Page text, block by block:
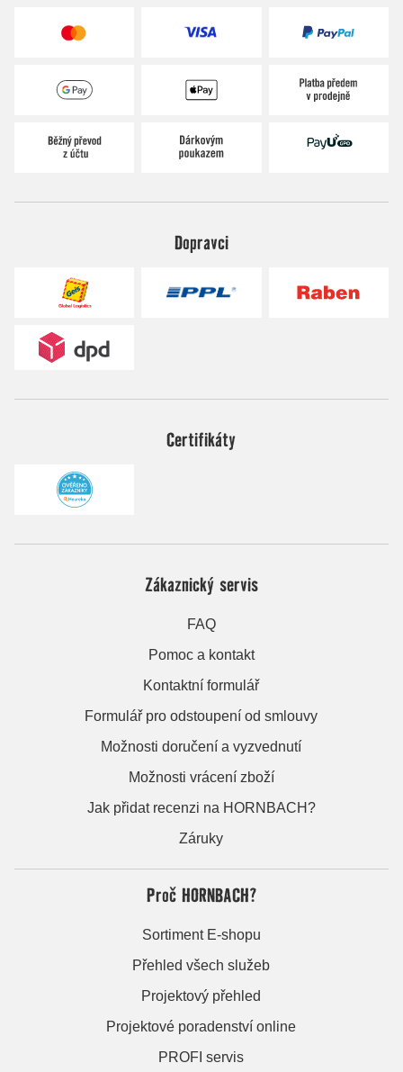
Dopravci
Certifikáty
Zákaznický servis
FAQ
Pomoc a kontakt
Kontaktní formulář
Formulář pro odstoupení od smlouvy
Možnosti doručení a vyzvednutí
Možnosti vrácení zboží
Jak přidat recenzi na HORNBACH?
Záruky
Proč HORNBACH?
Sortiment E-shopu
Přehled všech služeb
Projektový přehled
Projektové poradenství online
PROFI servis